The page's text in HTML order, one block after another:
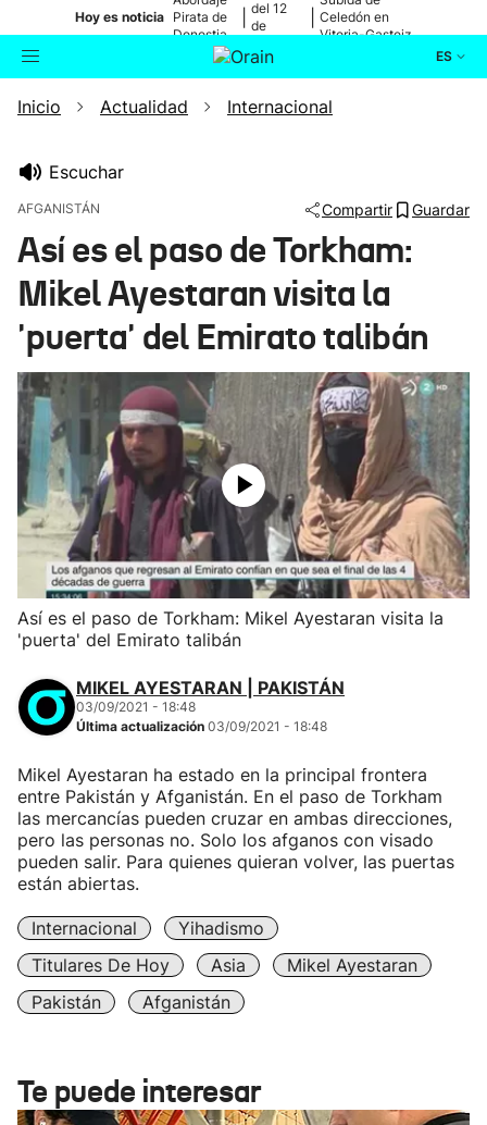
Hoy es noticia Pirata de
Donostia
del 12
de
Celedón en
Vitoria-Gasteiz
ES
Buscador Actualidad
Ikusmiran
Eguraldia
Inicio Actualidad Internacional
Escuchar
AFGANISTÁN Compartir Guardar
Así es el paso de Torkham:
Mikel Ayestaran visita la
'puerta' del Emirato talibán
Así es el paso de Torkham: Mikel Ayestaran visita la
'puerta' del Emirato talibán
MIKEL AYESTARAN | PAKISTÁN
03/09/2021 - 18:48
Última actualización 03/09/2021 - 18:48
Mikel Ayestaran ha estado en la principal frontera
entre Pakistán y Afganistán. En el paso de Torkham
las mercancías pueden cruzar en ambas direcciones,
pero las personas no. Solo los afganos con visado
pueden salir. Para quienes quieran volver, las puertas
están abiertas.
Internacional
Yihadismo
Titulares De Hoy
Asia
Mikel Ayestaran
Pakistán
Afganistán
Te puede interesar